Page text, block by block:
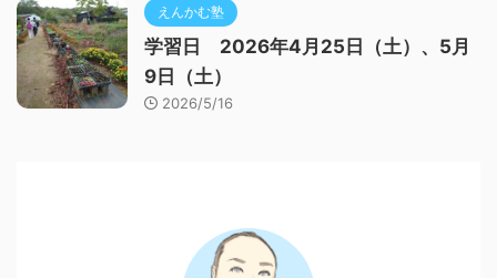
えんかむ塾
学習日 2026年4月25日（土）、5月
9日（土）
2026/5/16